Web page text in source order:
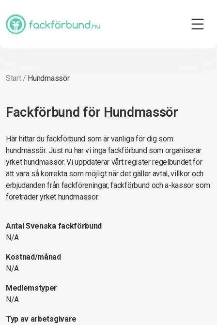
Start/ Hundmassör
Fackförbund för Hundmassör
Här hittar du fackförbund som är vanliga för dig som
hundmassör. Just nu har vi inga fackförbund som organiserar
yrket hundmassör. Vi uppdaterar vårt register regelbundet för
att vara så korrekta som möjligt när det gäller avtal, villkor och
erbjudanden från fackföreningar, fackförbund och a-kassor som
företräder yrket hundmassör.
Antal Svenska fackförbund
N/A
Kostnad/månad
N/A
Medlemstyper
N/A
Typ av arbetsgivare